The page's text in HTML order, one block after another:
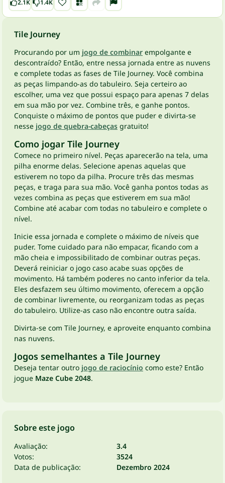
2.1K 1.4K
Tile Journey
Procurando por um jogo de combinar empolgante e
descontraído? Então, entre nessa jornada entre as nuvens
e complete todas as fases de Tile Journey. Você combina
as peças limpando-as do tabuleiro. Seja certeiro ao
escolher, uma vez que possui espaço para apenas 7 delas
em sua mão por vez. Combine três, e ganhe pontos.
Conquiste o máximo de pontos que puder e divirta-se
nesse jogo de quebra-cabeças gratuito!
Como jogar Tile Journey
Comece no primeiro nível. Peças aparecerão na tela, uma
pilha enorme delas. Selecione apenas aquelas que
estiverem no topo da pilha. Procure três das mesmas
peças, e traga para sua mão. Você ganha pontos todas as
vezes combina as peças que estiverem em sua mão!
Combine até acabar com todas no tabuleiro e complete o
nível.
Inicie essa jornada e complete o máximo de níveis que
puder. Tome cuidado para não empacar, ficando com a
mão cheia e impossibilitado de combinar outras peças.
Deverá reiniciar o jogo caso acabe suas opções de
movimento. Há também poderes no canto inferior da tela.
Eles desfazem seu último movimento, oferecem a opção
de combinar livremente, ou reorganizam todas as peças
do tabuleiro. Utilize-as caso não encontre outra saída.
Divirta-se com Tile Journey, e aproveite enquanto combina
nas nuvens.
Jogos semelhantes a Tile Journey
Deseja tentar outro jogo de raciocínio como este? Então
jogue Maze Cube 2048.
Sobre este jogo
Avaliação:
3.4
Votos:
3524
Data de publicação:
Dezembro 2024